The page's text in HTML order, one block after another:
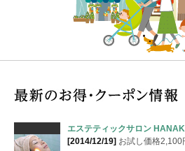
エステティックサロン
[2014/12/19] お試し価格2,100